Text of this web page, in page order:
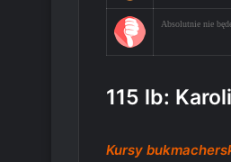
Absolutnie nie
115 lb:
Kursy